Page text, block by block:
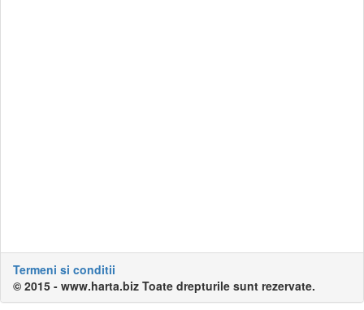
Termeni si conditii
© 2015 - www.harta.biz Toate drepturile sunt rezervate.